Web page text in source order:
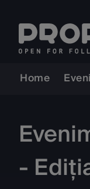
Home
-